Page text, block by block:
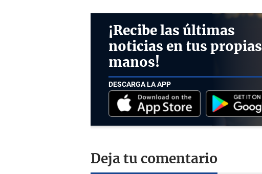
¡Recibe las últimas
noticias en tus propias
manos!
DESCARGA LA APP
Deja tu comentario